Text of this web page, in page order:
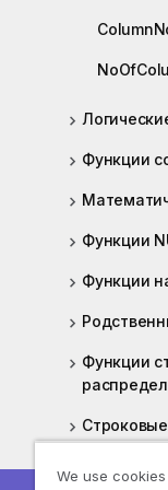
Функции
Функции
Функции
Функции
We use